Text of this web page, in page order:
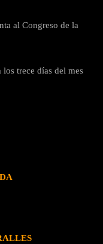
al Congreso de la
trece días del mes